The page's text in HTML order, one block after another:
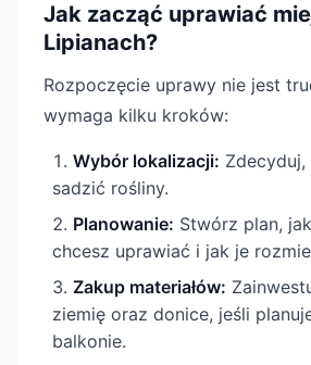
Jak zacząć uprawiać
Lipianach?
Rozpoczęcie uprawy nie jest
wymaga kilku kroków:
Wybór lokalizacji:
sadzić rośliny.
Planowanie: Stwórz plan,
chcesz uprawiać i jak je
Zakup materiałów:
ziemię oraz donice, jeśli
balkonie.